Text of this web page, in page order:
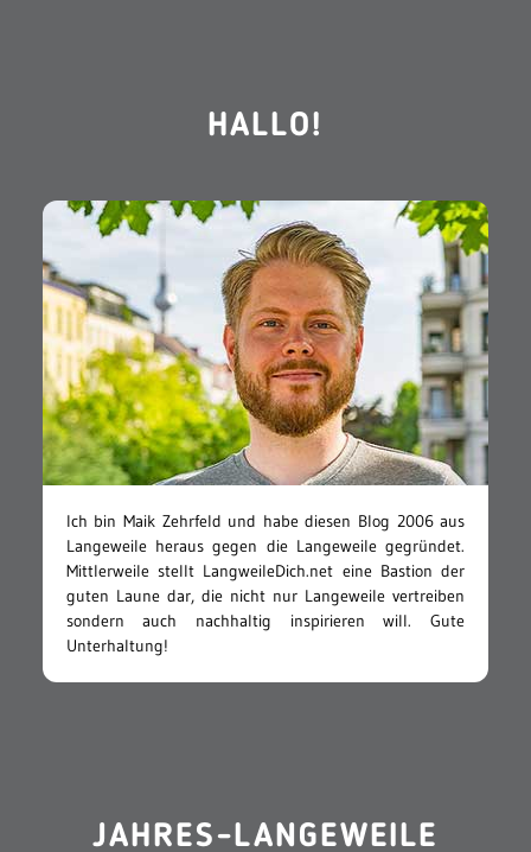
HALLO!
Ich bin Maik Zehrfeld und habe diesen Blog 2006 aus
Langeweile heraus gegen die Langeweile gegründet.
Mittlerweile stellt LangweileDich.net eine Bastion der
guten Laune dar, die nicht nur Langeweile vertreiben
sondern auch nachhaltig inspirieren will. Gute
Unterhaltung!
JAHRES-LANGEWEILE